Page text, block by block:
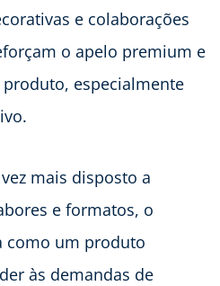
e colaborações
o apelo premium e
especialmente
mais disposto a
e formatos, o
como um produto
às demandas de